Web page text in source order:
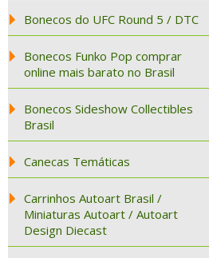
Bonecos do UFC Round 5 / DTC
Bonecos Funko Pop comprar
online mais barato no Brasil
Bonecos Sideshow Collectibles
Brasil
Canecas Temáticas
Carrinhos Autoart Brasil /
Miniaturas Autoart / Autoart
Design Diecast